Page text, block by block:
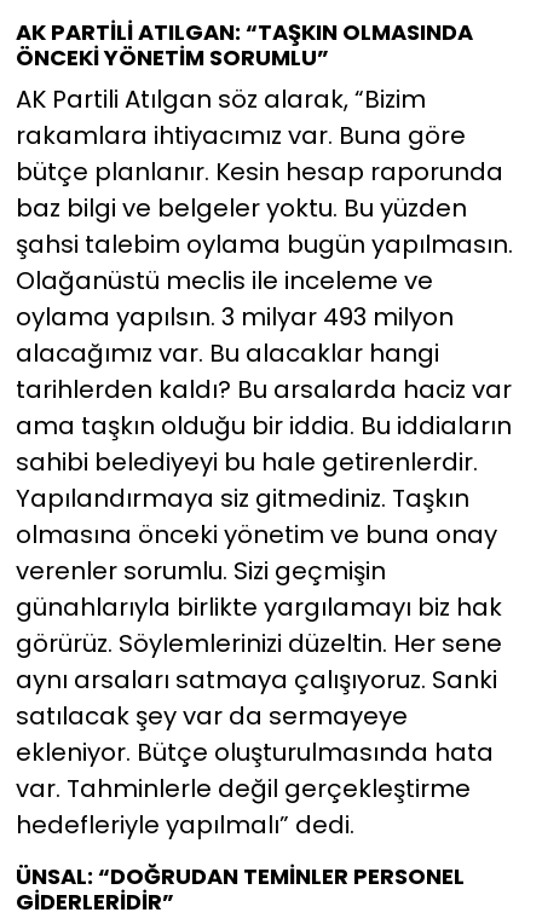
AK PARTİLİ ATILGAN: “TAŞKIN OLMASINDA
ÖNCEKİ YÖNETİM SORUMLU”
AK Partili Atılgan söz alarak, “Bizim
rakamlara ihtiyacımız var. Buna göre
bütçe planlanır. Kesin hesap raporunda
baz bilgi ve belgeler yoktu. Bu yüzden
şahsi talebim oylama bugün yapılmasın.
Olağanüstü meclis ile inceleme ve
oylama yapılsın. 3 milyar 493 milyon
alacağımız var. Bu alacaklar hangi
tarihlerden kaldı? Bu arsalarda haciz var
ama taşkın olduğu bir iddia. Bu iddiaların
sahibi belediyeyi bu hale getirenlerdir.
Yapılandırmaya siz gitmediniz. Taşkın
olmasına önceki yönetim ve buna onay
verenler sorumlu. Sizi geçmişin
günahlarıyla birlikte yargılamayı biz hak
görürüz. Söylemlerinizi düzeltin. Her sene
aynı arsaları satmaya çalışıyoruz. Sanki
satılacak şey var da sermayeye
ekleniyor. Bütçe oluşturulmasında hata
var. Tahminlerle değil gerçekleştirme
hedefleriyle yapılmalı” dedi.
ÜNSAL: “DOĞRUDAN TEMİNLER PERSONEL
GİDERLERİDİR”